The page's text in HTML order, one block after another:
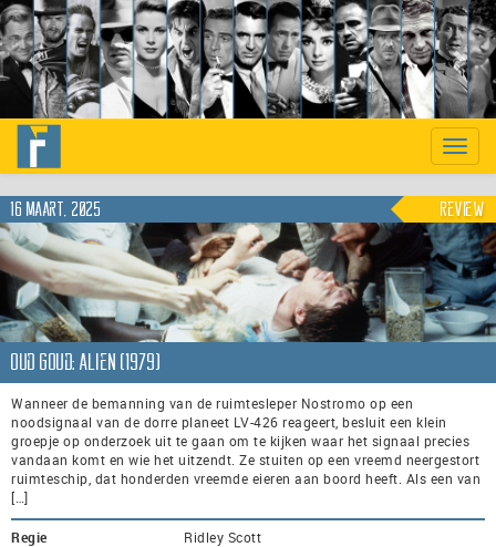
Previous
Toggle
16 maart, 2025 Review
Oud Goud: Alien (1979)
Wanneer de bemanning van de ruimtesleper Nostromo op een
noodsignaal van de dorre planeet LV-426 reageert, besluit een klein
groepje op onderzoek uit te gaan om te kijken waar het signaal precies
vandaan komt en wie het uitzendt. Ze stuiten op een vreemd neergestort
ruimteschip, dat honderden vreemde eieren aan boord heeft. Als een van
[…]
Regie
Ridley Scott